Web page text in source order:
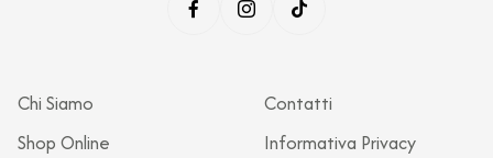
Chi Siamo
Shop Online
Contatti
Informativa Privacy